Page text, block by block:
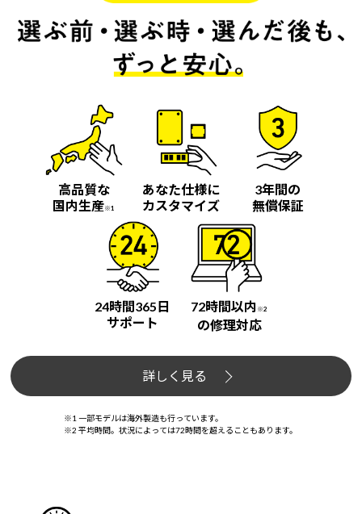
高品質な
国内生産※1
あなた仕様に
カスタマイズ
3年間の
無償保証
24時間365日
サポート
72時間以内 ※2
の修理対応
詳しく見る
※1 一部モデルは海外製造も行っています。
※2 平均時間。状況によっては72時間を超えることもあります。